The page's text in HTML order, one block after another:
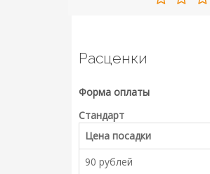
Расценки
Форма оплаты
Стандарт
Цена посадки
90 рублей